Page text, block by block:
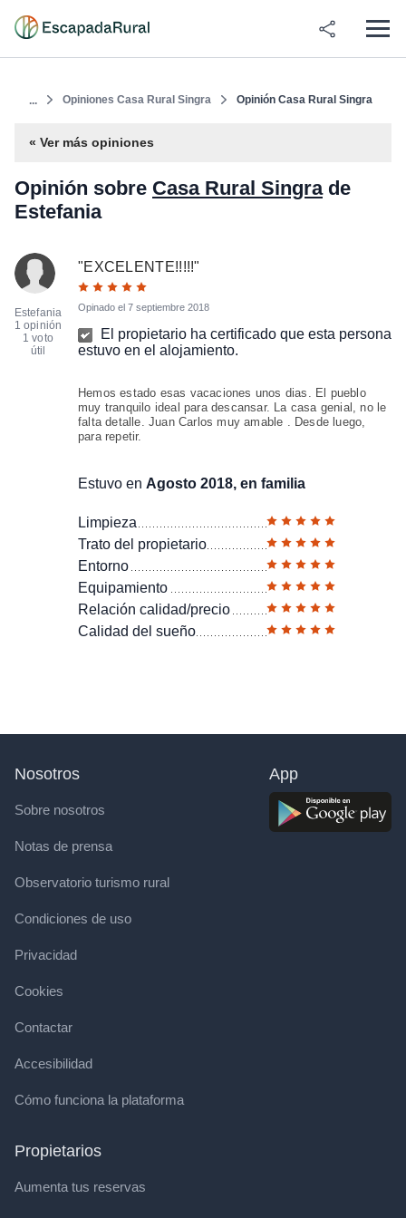
... Opiniones Casa Rural Singra Opinión Casa Rural Singra
« Ver más opiniones
Opinión sobre Casa Rural Singrade
Estefania
Estefania
1 opinión
1 voto
útil
"EXCELENTE!!!!!"
Opinado el 7 septiembre 2018
El propietario ha certificado que esta persona
estuvo en el alojamiento.
Hemos estado esas vacaciones unos dias. El pueblo
muy tranquilo ideal para descansar. La casa genial, no le
falta detalle. Juan Carlos muy amable . Desde luego,
para repetir.
Estuvo en Agosto 2018, en familia
Limpieza
Trato del propietario
Entorno
Equipamiento
Relación calidad/precio
Calidad del sueño
Nosotros
Sobre nosotros
Notas de prensa
Observatorio turismo rural
Condiciones de uso
Privacidad
Cookies
Contactar
Accesibilidad
Cómo funciona la plataforma
Propietarios
Aumenta tus reservas
App